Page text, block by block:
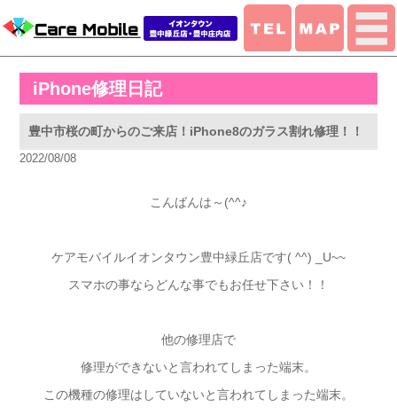
iPhone修理日記
豊中市桜の町からのご来店！iPhone8のガラス割れ修理！！
2022/08/08
こんばんは～(^^♪
ケアモバイルイオンタウン豊中緑丘店です( ^^) _U~~
スマホの事ならどんな事でもお任せ下さい！！
他の修理店で
修理ができないと言われてしまった端末。
この機種の修理はしていないと言われてしまった端末。